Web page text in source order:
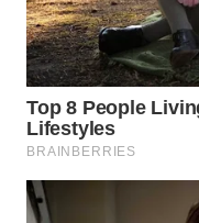
WN
BOROBUDUR
WN
MADURA
SURABAYA